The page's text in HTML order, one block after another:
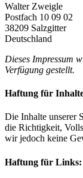
Walter Zweigle
Postfach 10 09 02
38209 Salzgitter
Deutschland
Dieses Impressum
Verfügung gestellt.
Haftung für
Die Inhalte unserer
die Richtigkeit,
wir jedoch keine
Haftung für Links: